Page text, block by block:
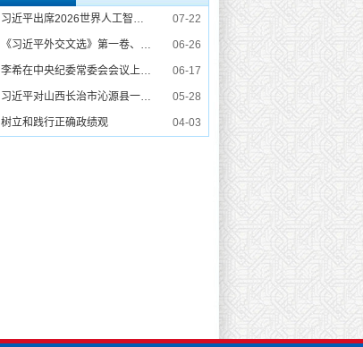
习近平出席2026世界人工智能大会暨人工智能全球治理高级别会议开幕式并发表主旨讲话 07-22
《习近平外交文选》第一卷、第二卷出版发行 06-26
李希在中央纪委常委会会议上强调 深入学习贯彻习近平党建思想 纵深推进纪检监察工作高质量发展 06-17
习近平对山西长治市沁源县一煤矿瓦斯爆炸事故作出重要指示 05-28
树立和践行正确政绩观 04-03